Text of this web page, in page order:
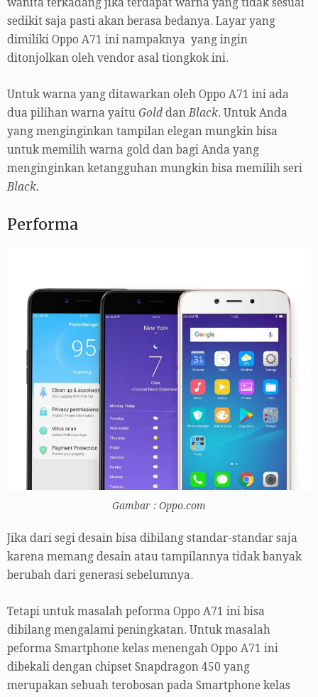
wanita terkadang jika terdapat warna yang tidak sesuai
sedikit saja pasti akan berasa bedanya. Layar yang
dimiliki Oppo A71 ini nampaknya yang ingin
ditonjolkan oleh vendor asal tiongkok ini.
Untuk warna yang ditawarkan oleh Oppo A71 ini ada
dua pilihan warna yaitu Gold danBlack. Untuk Anda
yang menginginkan tampilan elegan mungkin bisa
untuk memilih warna gold dan bagi Anda yang
menginginkan ketangguhan mungkin bisa memilih seri
Black.
Performa
Gambar : Oppo.com
Jika dari segi desain bisa dibilang standar-standar saja
karena memang desain atau tampilannya tidak banyak
berubah dari generasi sebelumnya.
Tetapi untuk masalah peforma Oppo A71 ini bisa
dibilang mengalami peningkatan. Untuk masalah
peforma Smartphone kelas menengah Oppo A71 ini
dibekali dengan chipset Snapdragon 450 yang
merupakan sebuah terobosan pada Smartphone kelas